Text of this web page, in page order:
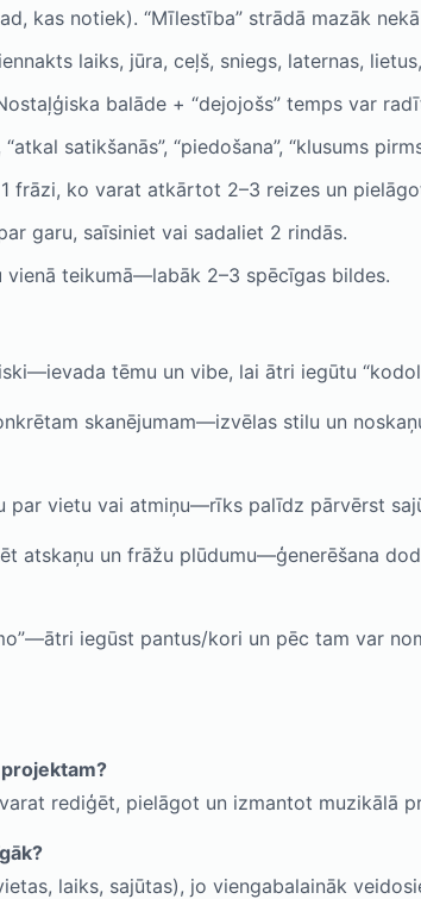
kas notiek). “Mīlestība” strādā mazāk
laiks, jūra, ceļš, sniegs, laternas,
balāde + “dejojošs” temps var
“atkal satikšanās”, “piedošana”, “klusums
frāzi, ko varat atkārtot 2–3 reizes un
garu, saīsiniet vai sadaliet 2 rindās.
vienā teikumā—labāk 2–3 spēcīgas bildes.
tēmu un vibe, lai ātri iegūtu
skanējumam—izvēlas stilu un
par vietu vai atmiņu—rīks palīdz pārvērst
atskaņu un frāžu plūdumu—ģenerēšana
iegūst pantus/kori un pēc tam var
rediģēt, pielāgot un izmantot muzikālā
laiks, sajūtas), jo viengabalaināk